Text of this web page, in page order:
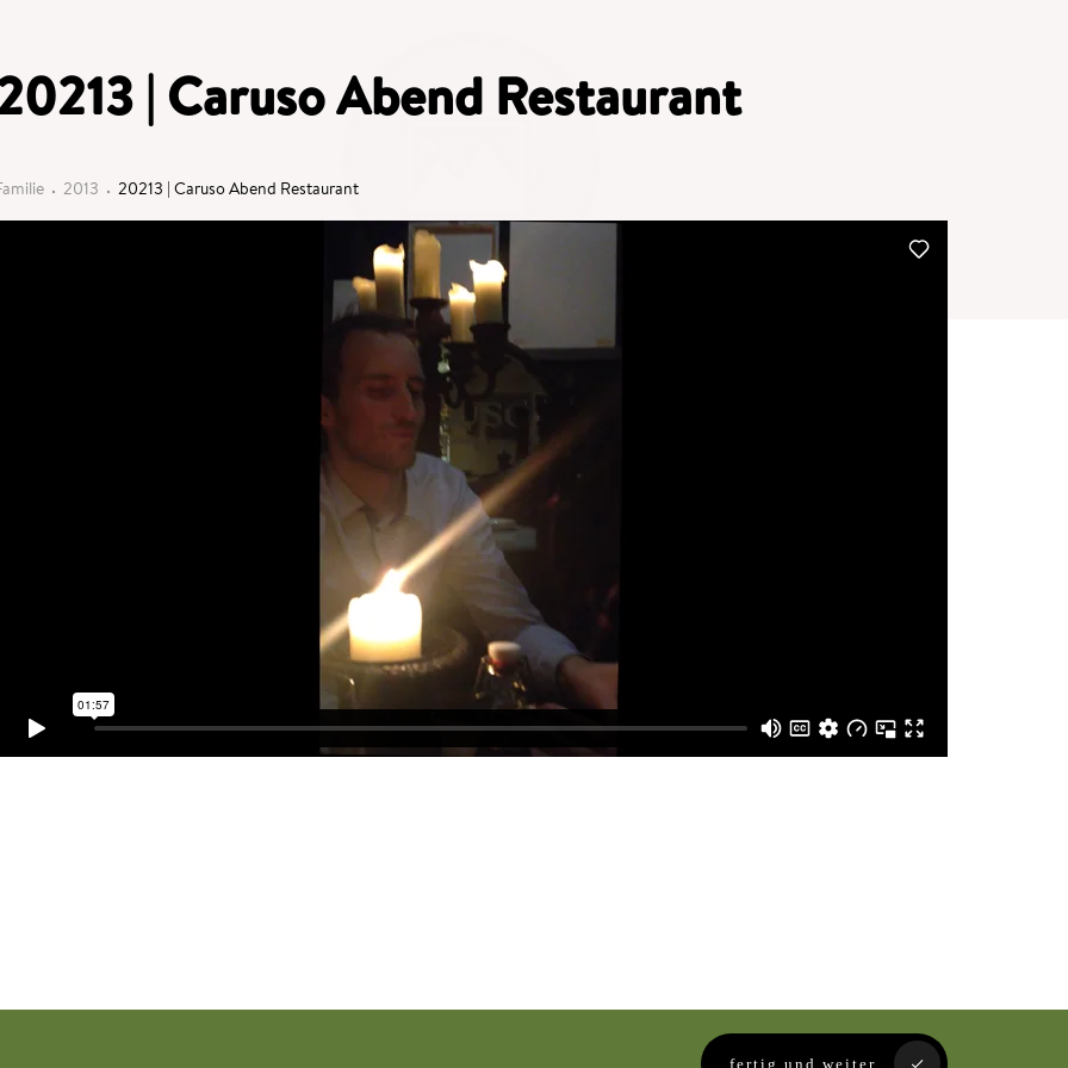
| Caruso Abend Restaurant
2013 20213 | Caruso Abend Restaurant
fertig und weiter